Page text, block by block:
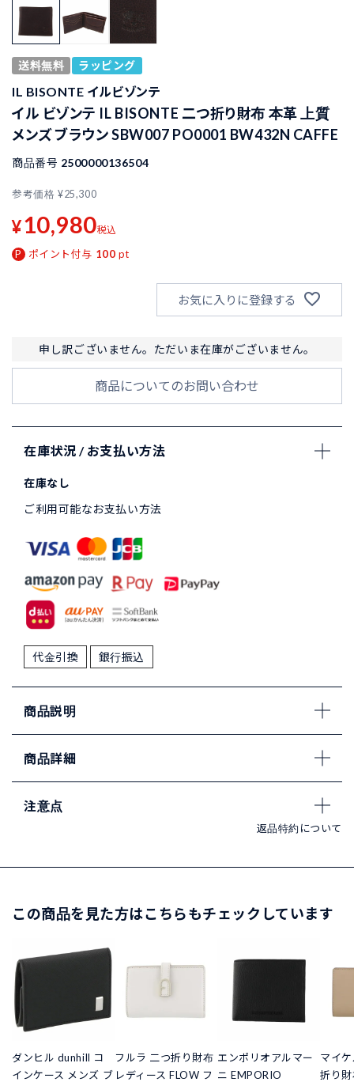
送料無料 ラッピング
IL BISONTE イルビゾンテ
イル ビゾンテ IL BISONTE 二つ折り財布 本革 上質
メンズ ブラウン SBW007 PO0001 BW432N CAFFE
商品番号 2500000136504
参考価格 ¥25,300
¥10,980税込
ポイント付与 100 pt
お気に入りに登録する
申し訳ございません。ただいま在庫がございません。
商品についてのお問い合わせ
在庫状況 / お支払い方法
在庫なし
ご利用可能なお支払い方法
代金引換 銀行振込
商品説明
商品詳細
注意点
返品特約について
この商品を見た方はこちらもチェックしています
ダンヒル dunhill コ
インケース メンズ ブ
フルラ 二つ折り財布
レディース FLOW フ
エンポリオアルマー
ニ EMPORIO
マイ
折り